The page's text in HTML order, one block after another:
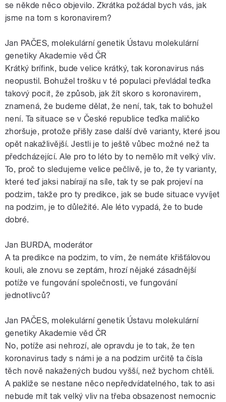
se někde něco objevilo. Zkrátka požádal bych vás, jak
jsme na tom s koronavirem?
Jan PAČES, molekulární genetik Ústavu molekulární
genetiky Akademie věd ČR
Krátký brífink, bude velice krátký, tak koronavirus nás
neopustil. Bohužel trošku v té populaci převládal teďka
takový pocit, že způsob, jak žít skoro s koronavirem,
znamená, že budeme dělat, že není, tak, tak to bohužel
není. Ta situace se v České republice teďka maličko
zhoršuje, protože přišly zase další dvě varianty, které jsou
opět nakažlivější. Jestli je to ještě vůbec možné než ta
předcházející. Ale pro to léto by to nemělo mít velký vliv.
To, proč to sledujeme velice pečlivě, je to, že ty varianty,
které teď jaksi nabírají na síle, tak ty se pak projeví na
podzim, takže pro ty predikce, jak se bude situace vyvíjet
na podzim, je to důležité. Ale léto vypadá, že to bude
dobré.
Jan BURDA, moderátor
A ta predikce na podzim, to vím, že nemáte křišťálovou
kouli, ale znovu se zeptám, hrozí nějaké zásadnější
potíže ve fungování společnosti, ve fungování
jednotlivců?
Jan PAČES, molekulární genetik Ústavu molekulární
genetiky Akademie věd ČR
No, potíže asi nehrozí, ale opravdu je to tak, že ten
koronavirus tady s námi je a na podzim určitě ta čísla
těch nově nakažených budou vyšší, než bychom chtěli.
A pakliže se nestane něco nepředvídatelného, tak to asi
nebude mít tak velký vliv na třeba obsazenost nemocnic